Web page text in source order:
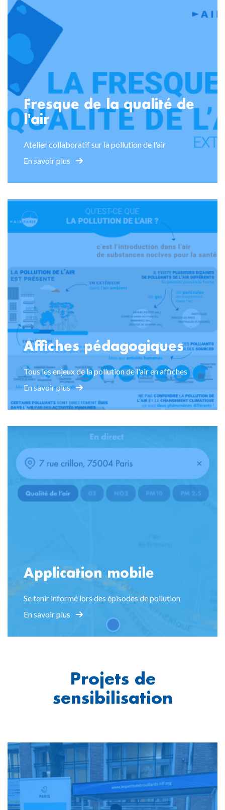
Fresque de la qualité de
l'air
Atelier collaboratif sur la pollution de l'air
En savoir plus
Affiches pédagogiques
Tous les enjeux de la pollution de l'air en affiches
En savoir plus
Application mobile
Se tenir informé lors des épisodes de pollution
En savoir plus
Projets de
sensibilisation